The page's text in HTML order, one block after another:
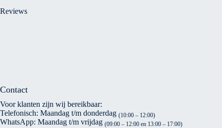
Reviews
Contact
Voor klanten zijn wij bereikbaar:
Telefonisch: Maandag t/m donderdag (10:00 – 12:00)
WhatsApp: Maandag t/m vrijdag (09:00 – 12:00 en 13:00 – 17:00)